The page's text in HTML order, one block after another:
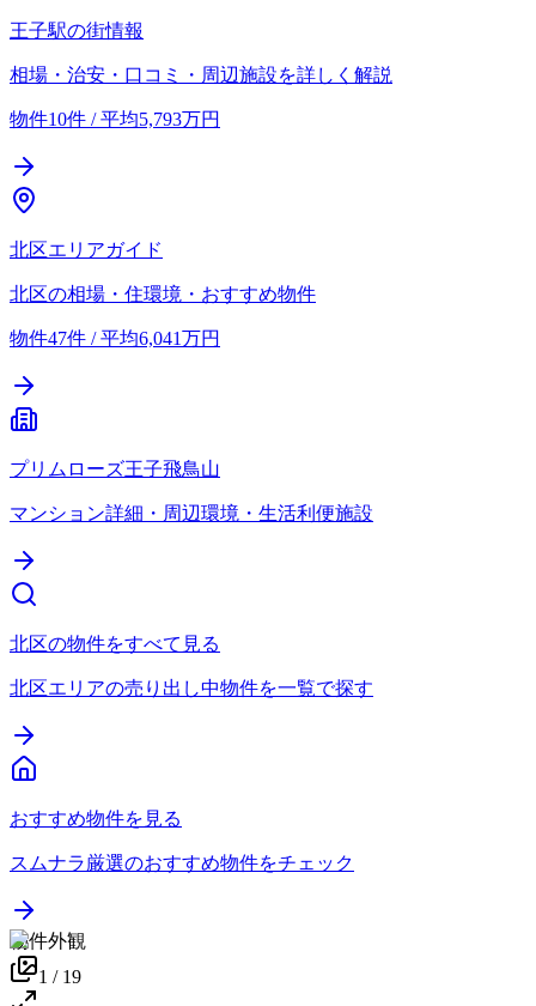
王子駅の街情報
相場・治安・口コミ・周辺施設を詳しく解説
物件10件 / 平均5,793万円
北区エリアガイド
北区の相場・住環境・おすすめ物件
物件47件 / 平均6,041万円
プリムローズ王子飛鳥山
マンション詳細・周辺環境・生活利便施設
北区の物件をすべて見る
北区エリアの売り出し中物件を一覧で探す
おすすめ物件を見る
スムナラ厳選のおすすめ物件をチェック
物件外観
1 / 19